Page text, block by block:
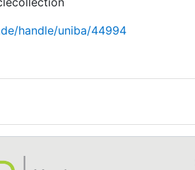
handle/uniba/44994